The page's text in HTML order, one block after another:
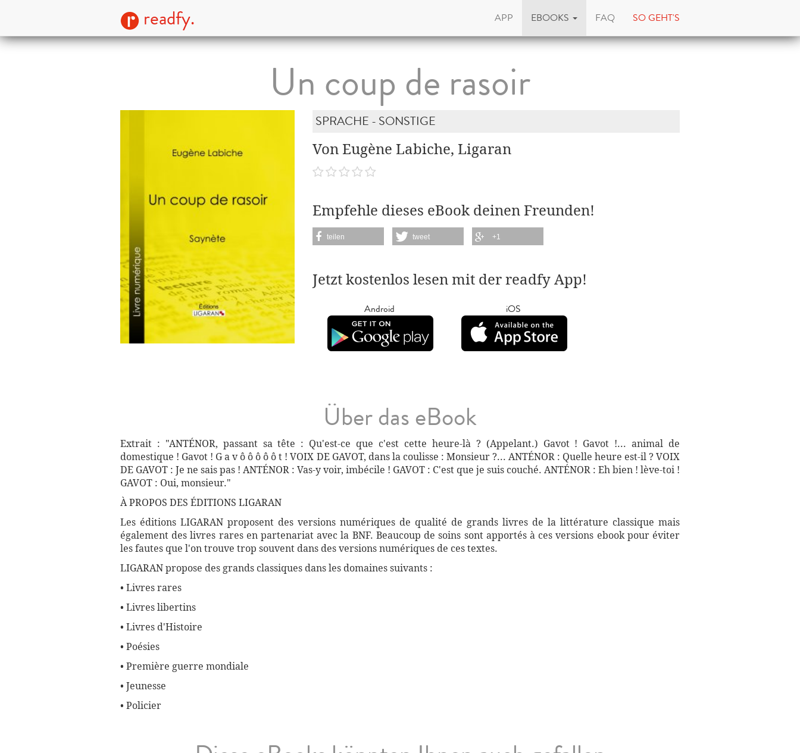
readfy. APP EBOOKS FAQ SO GEHT'S
Un coup de rasoir
SPRACHE - SONSTIGE
Von Eugène Labiche, Ligaran
Empfehle dieses eBook deinen Freunden!
teilen tweet +1
Jetzt kostenlos lesen mit der readfy App!
Android iOS
Über das eBook
Extrait : "ANTÉNOR, passant sa tête : Qu'est-ce que c'est cette heure-là ? (Appelant.) Gavot ! Gavot !... animal de
domestique ! Gavot ! G a v ô ô ô ô ô t ! VOIX DE GAVOT, dans la coulisse : Monsieur ?... ANTÉNOR : Quelle heure est-il ? VOIX
DE GAVOT : Je ne sais pas ! ANTÉNOR : Vas-y voir, imbécile ! GAVOT : C'est que je suis couché. ANTÉNOR : Eh bien ! lève-toi !
GAVOT : Oui, monsieur."
À PROPOS DES ÉDITIONS LIGARAN
Les éditions LIGARAN proposent des versions numériques de qualité de grands livres de la littérature classique mais
également des livres rares en partenariat avec la BNF. Beaucoup de soins sont apportés à ces versions ebook pour éviter
les fautes que l'on trouve trop souvent dans des versions numériques de ces textes.
LIGARAN propose des grands classiques dans les domaines suivants :
• Livres rares
• Livres libertins
• Livres d'Histoire
• Poésies
• Première guerre mondiale
• Jeunesse
• Policier